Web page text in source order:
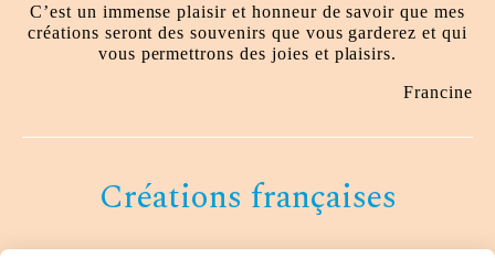
C’est un immense plaisir et honneur de savoir que mes
créations seront des souvenirs que vous garderez et qui
vous permettrons des joies et plaisirs.
Francine
Créations françaises